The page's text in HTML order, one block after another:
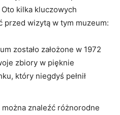
kilka kluczowych
​przed wizytą w tym muzeum:
zostało założone ⁢w‌ 1972
zbiory w pięknie​
który niegdyś pełnił
można⁤ znaleźć ‍różnorodne